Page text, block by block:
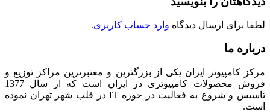
لطفا برای ارسال دیدگاه وارد حساب کاربری.
درباره ما
مرکز کامپیوتر ایران یکی از بزرگترین و معتبرترین مراکز توزیع و
فروش محصولات کامپیوتری در ایران است که از سال 1377
تاسیس و شروع به فعالیت در حوزه IT در قلب شهر تهران نموده
است.